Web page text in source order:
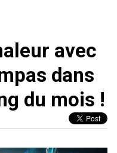
avec
dans
du mois !